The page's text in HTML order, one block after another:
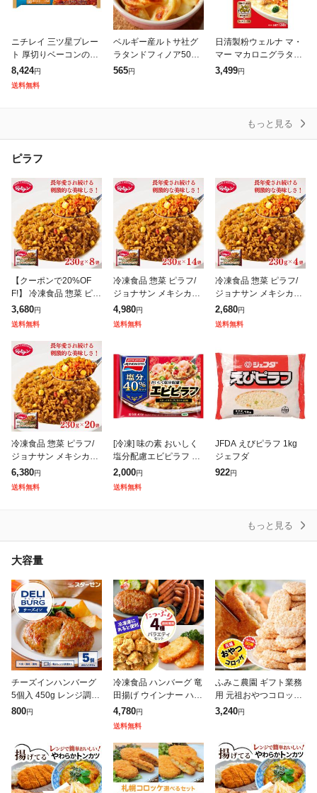
ニチレイ 三ツ星プレー
ト 厚切りベーコンのグ
ラタン&オムライス 1食
×12袋入 冷凍商品| 送料
無料
8,424円
送料無料
ベルギー産ルトサ社グ
ラタンドフィノア500g
Lutosa gratin potato 50
565円
日清製粉ウェルナ マ・
マー マカロニグラタン
セット ホワイトソース
3,499円
もっと見る
ピラフ
【クーポンで20%OF
F!】 冷凍食品 惣菜 ピラ
フ/ ジョナサン メキシ
カンピラフ 230g×8袋/
3,680円
送料無料
冷凍食品 惣菜 ピラフ/
ジョナサン メキシカン
ピラフ 230g×14袋/ 洋
食 洋風惣菜 お惣菜 お
4,980円
送料無料
冷凍食品 惣菜 ピラフ/
ジョナサン メキシカン
ピラフ 230g×4袋/ 洋食
洋風惣菜 お惣菜 おかず
弁当 フライパン調
2,680円
送料無料
冷凍食品 惣菜 ピラフ/
ジョナサン メキシカン
ピラフ 230g×20袋/ 洋
食 洋風惣菜 お惣菜 お
6,380円
送料無料
[冷凍] 味の素 おいしく
塩分配慮エビピラフ 40
0g
2,000円
送料無料
JFDA えびピラフ 1kg
ジェフダ
922円
もっと見る
大容量
チーズインハンバーグ
5個入 450g レンジ調理
お弁当 弁当 おかず 惣
化
800円
冷凍食品 ハンバーグ 竜
田揚げ ウインナー ハッ
シュポテト 4種 福袋 唐
揚げ 肉 詰め合わせ セ
ット 送料無料 ギフト
大容量
4,780円
送料無料
ふみこ農園 ギフト業務
用 元祖おやつコロッケ
通販 冷凍便 送料無料!
ト
3,240円